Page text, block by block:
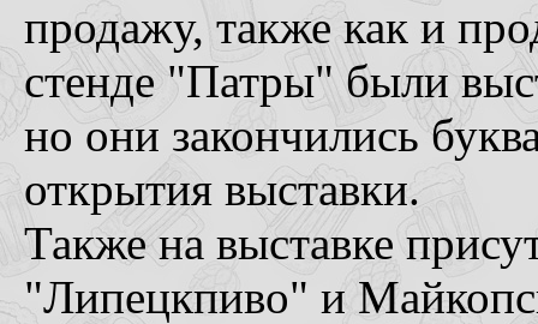
продажу, также как и
стенде "Патры" были
но они закончились
открытия выставки.
Также на выставке
"Липецкпиво" и